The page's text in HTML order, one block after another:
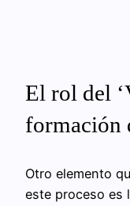
El rol del
formación
Otro elemento
este proceso es